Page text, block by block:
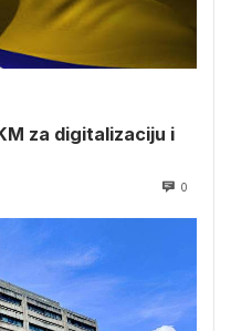
za digitalizaciju i
0